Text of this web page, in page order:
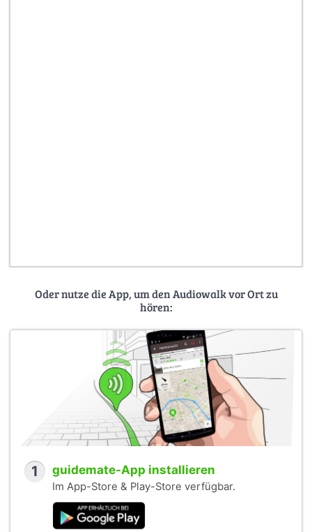
Oder nutze die App, um den Audiowalk vor Ort zu
hören:
1 guidemate-App installieren
Im App-Store & Play-Store verfügbar.